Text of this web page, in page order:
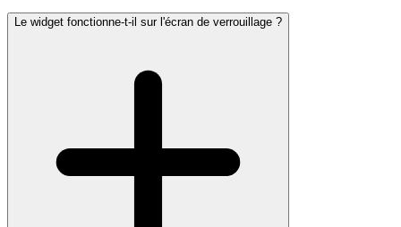
Le widget fonctionne-t-il sur l'écran de verrouillage ?